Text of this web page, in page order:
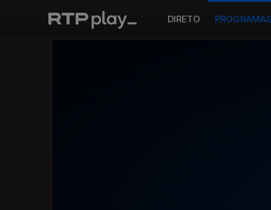
DIRETO PROGRAMAS